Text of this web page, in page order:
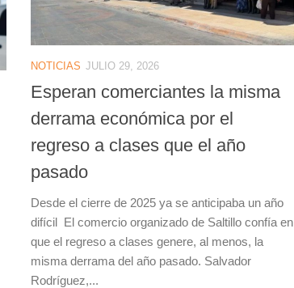
NOTICIAS JULIO 29, 2026
Esperan comerciantes la misma
derrama económica por el
regreso a clases que el año
pasado
Desde el cierre de 2025 ya se anticipaba un año
difícil El comercio organizado de Saltillo confía en
que el regreso a clases genere, al menos, la
misma derrama del año pasado. Salvador
Rodríguez,...